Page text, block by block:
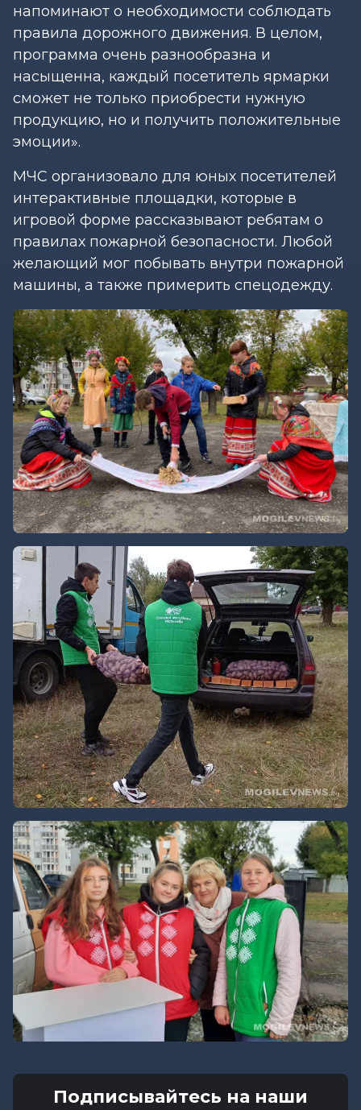
напоминают о необходимости соблюдать
правила дорожного движения. В целом,
программа очень разнообразна и
насыщенна, каждый посетитель ярмарки
сможет не только приобрести нужную
продукцию, но и получить положительные
эмоции».
МЧС организовало для юных посетителей
интерактивные площадки, которые в
игровой форме рассказывают ребятам о
правилах пожарной безопасности. Любой
желающий мог побывать внутри пожарной
машины, а также примерить спецодежду.
Подписывайтесь на наши